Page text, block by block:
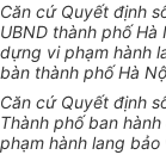
Căn cứ Quyết định
UBND thành phố
dựng vi phạm hành
bàn thành phố Hà
Căn cứ Quyết định
Thành phố ban
phạm hành lang